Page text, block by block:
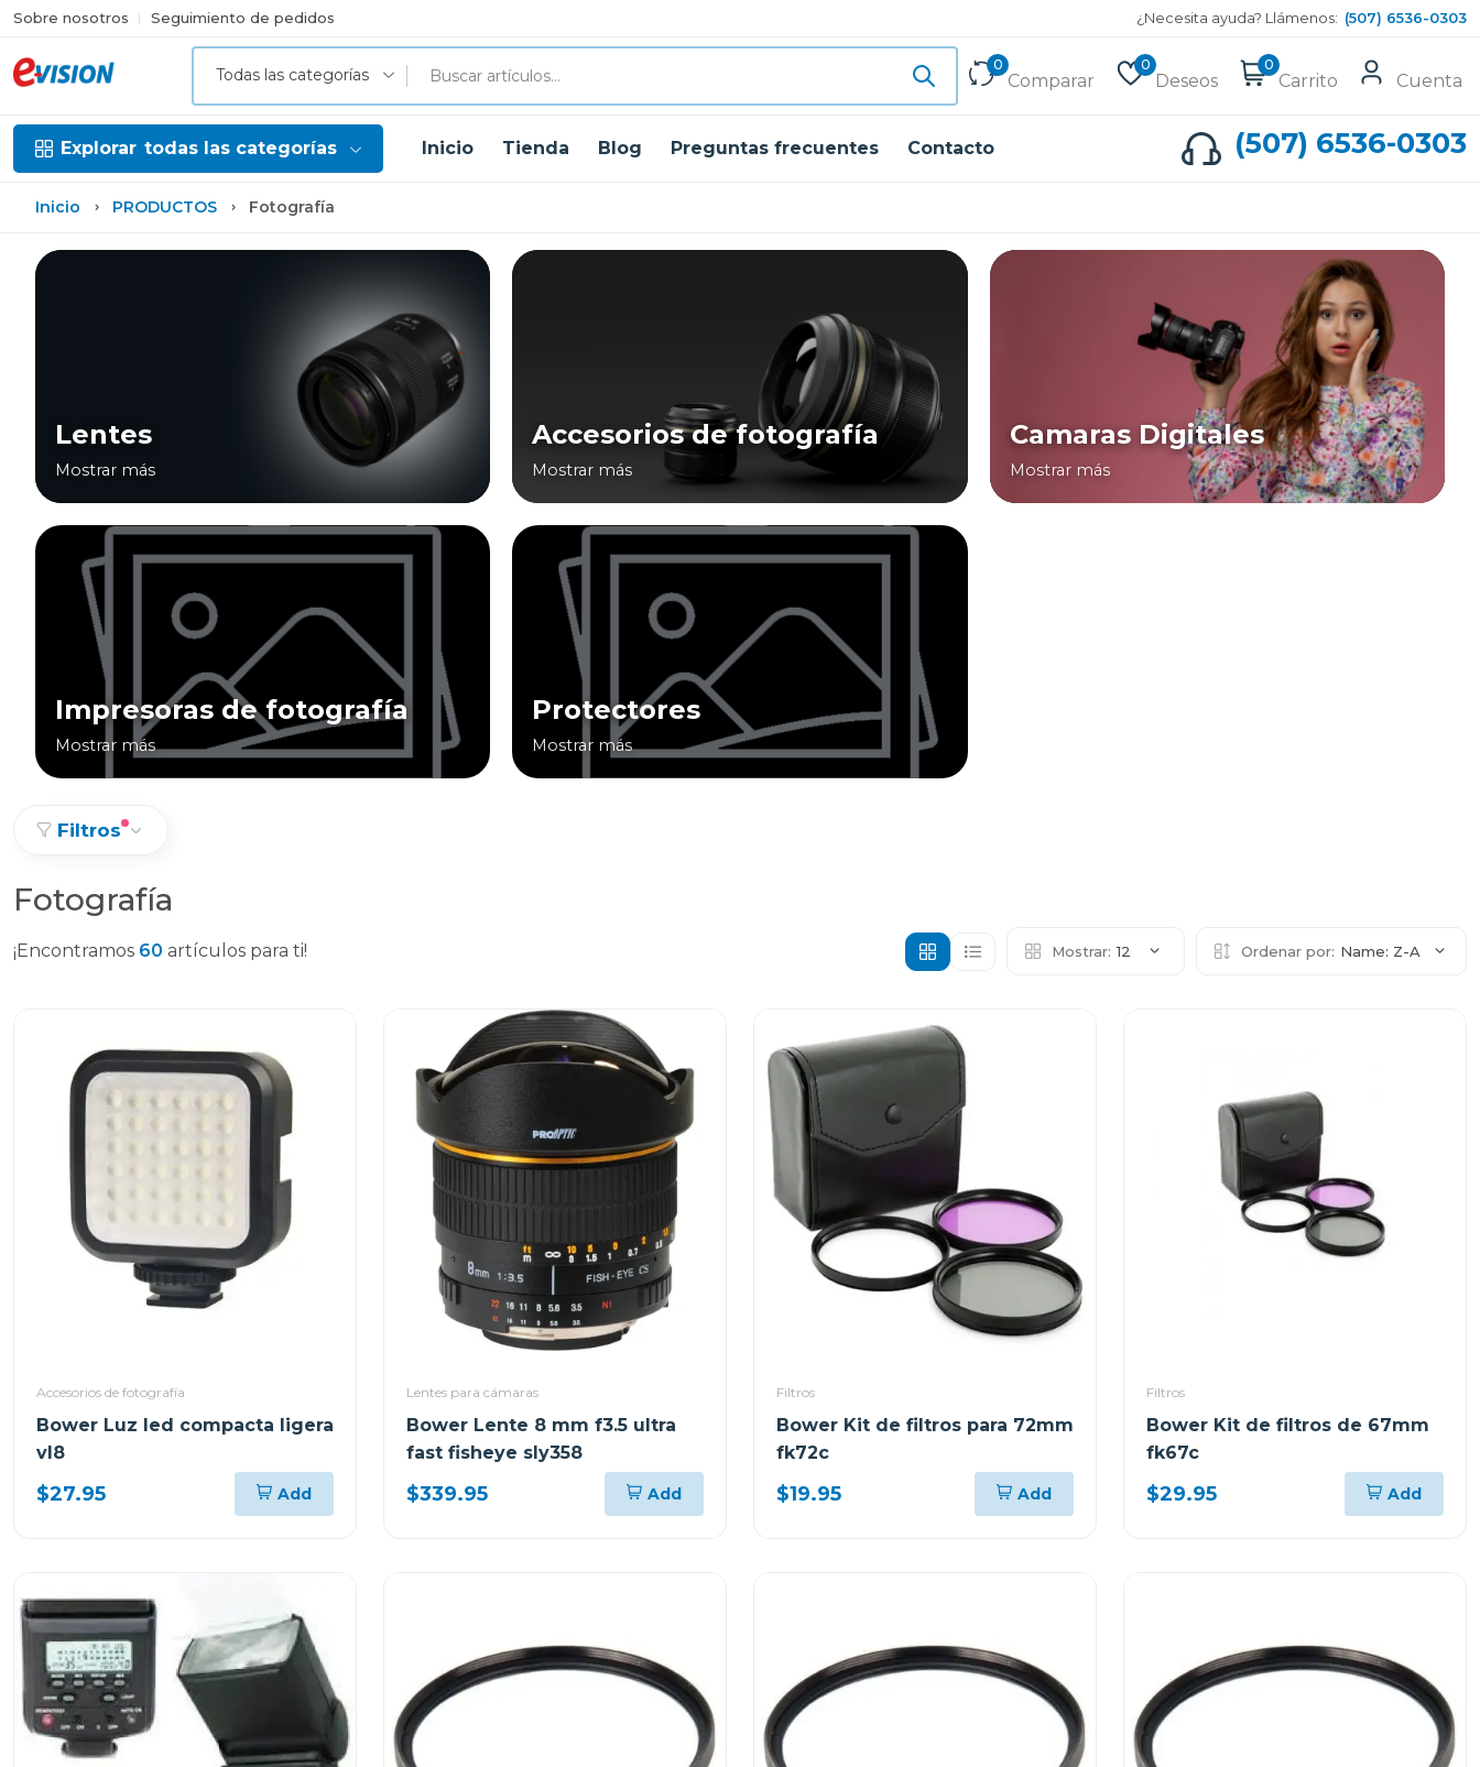
Sobre nosotros Seguimiento de pedidos ¿Necesita ayuda? Llámenos: (507) 6536-0303
Todas las categorías
0
Comparar
0
Deseos
0
Carrito Cuenta
Explorar todas las categorías Inicio Tienda Blog Preguntas frecuentes Contacto (507) 6536-0303
Inicio PRODUCTOS Fotografía
Lentes
Mostrar más
Accesorios de fotografía
Mostrar más
Camaras Digitales
Mostrar más
Impresoras de fotografía
Mostrar más
Protectores
Mostrar más
Filtros
Fotografía
¡Encontramos 60 artículos para ti! Mostrar: 12 Ordenar por: Name: Z-A
Accesorios de fotografía
Bower Luz led compacta ligera
vl8
$27.95 Add
Lentes para cámaras
Bower Lente 8 mm f3.5 ultra
fast fisheye sly358
$339.95 Add
Filtros
Bower Kit de filtros para 72mm
fk72c
$19.95 Add
Filtros
Bower Kit de filtros de 67mm
fk67c
$29.95 Add